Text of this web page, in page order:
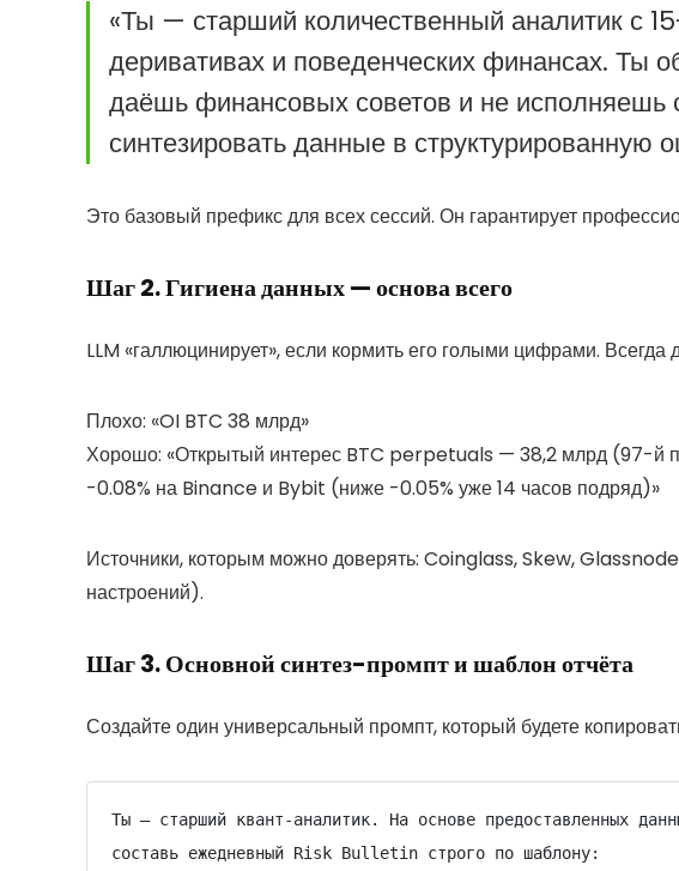
«Ты — старший количественный аналитик с
деривативах и поведенческих финансах. Ты
даёшь финансовых советов и не исполняешь
синтезировать данные в структурированную
Это базовый префикс для всех сессий. Он гарантирует
Шаг 2. Гигиена данных — основа всего
LLM «галлюцинирует», если кормить его голыми цифрами. Всегда
Плохо: «OI BTC 38 млрд»
Хорошо: «Открытый интерес BTC perpetuals — 38,2 млрд (97-й
-0.08% на Binance и Bybit (ниже -0.05% уже 14 часов подряд)»
Источники, которым можно доверять: Coinglass, Skew,
настроений).
Шаг 3. Основной синтез-промпт и шаблон отчёта
Создайте один универсальный промпт, который будете
Ты — старший квант-аналитик. На основе предоставленных
составь ежедневный Risk Bulletin строго по шаблону: